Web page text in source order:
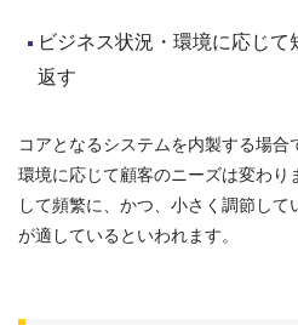
ビジネス状況・環境に応じて
返す
コアとなるシステムを内製する場
環境に応じて顧客のニーズは変わり
して頻繁に、かつ、小さく調節し
が適しているといわれます。